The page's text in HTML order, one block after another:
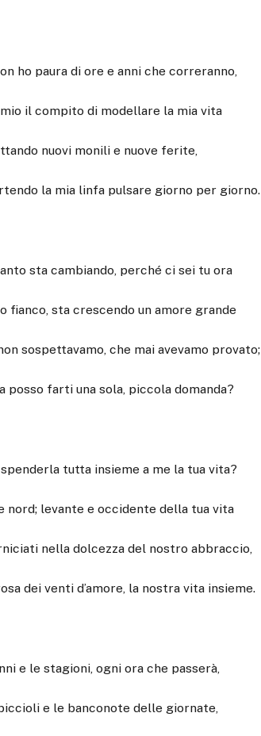
ho paura di ore e anni che correranno,
il compito di modellare la mia vita
nuovi monili e nuove ferite,
la mia linfa pulsare giorno per giorno.
sta cambiando, perché ci sei tu ora
fianco, sta crescendo un amore grande
sospettavamo, che mai avevamo provato;
posso farti una sola, piccola domanda?
tutta insieme a me la tua vita?
nord; levante e occidente della tua vita
nella dolcezza del nostro abbraccio,
dei venti d’amore, la nostra vita insieme.
e le stagioni, ogni ora che passerà,
e le banconote delle giornate,